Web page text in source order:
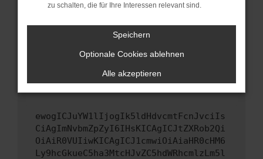
unterstützt werden.
Wende dich an den Webseitenbetreiber.
Wenn du alle oben genannten Schritte versucht
hast, kontaktiere uns bitte. Wir werden
versuchen, das Problem zu beheben. Du kannst
uns diesen Text schicken, um uns bei der
ewogICJuYW1lIjogIk5ldHdvcmtFcnJvciIs
CiAgImNvbmZpZyI6IHsKICAgICJtZXRob2Qi
OiAiR0VUIiwKICAgICJ1cmwiOiAiaHR0cHM6
Ly9hcGkueC5ha3MtcHJvZC5hdWRhcmlzLm5l
zu schalten, die für Ihre Interessen relevant sind.
Speichern
Optionale Cookies ablehnen
Alle akzeptieren